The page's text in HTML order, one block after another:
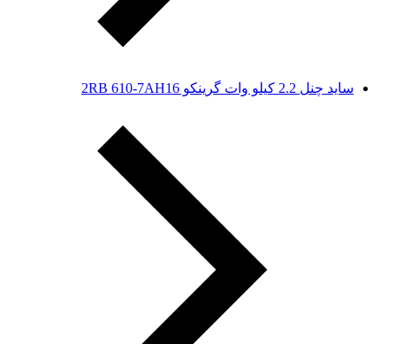
ساید چنل 2.2 کیلو وات گرینکو 2RB 610-7AH16